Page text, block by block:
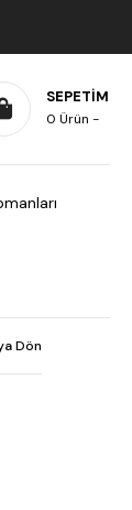
SEPETIM
0 Ürün
Dön